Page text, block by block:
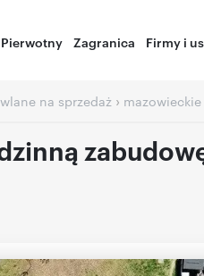
Pierwotny Zagranica Firmy i
na sprzedaż › mazowieckie